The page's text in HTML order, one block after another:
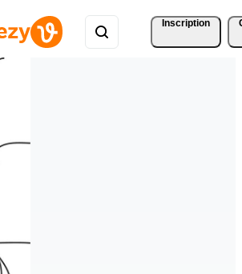
Inscription